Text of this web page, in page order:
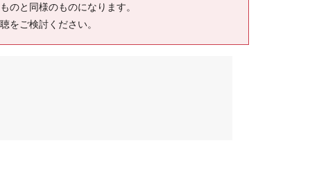
同様のものになります。
の視聴をご検討ください。